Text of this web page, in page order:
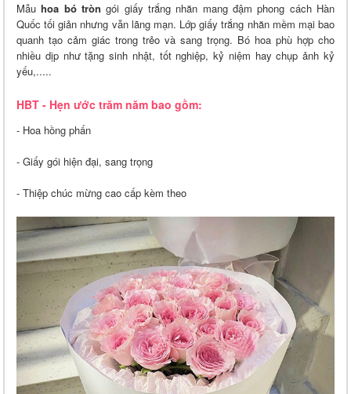
Mẫuhoa bó tròn gói giấy trắng nhăn mang đậm phong cách Hàn
Quốc tối giản nhưng vẫn lãng mạn. Lớp giấy trắng nhăn mềm mại bao
quanh tạo cảm giác trong trẻo và sang trọng. Bó hoa phù hợp cho
nhiều dịp như tặng sinh nhật, tốt nghiệp, kỷ niệm hay chụp ảnh kỷ
yếu,.....
HBT - Hẹn ước trăm năm bao gồm:
- Hoa hồng phấn
- Giấy gói hiện đại, sang trọng
- Thiệp chúc mừng cao cấp kèm theo